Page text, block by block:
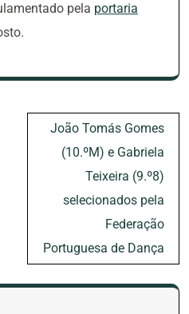
pela portaria
João Tomás Gomes
(10.ºM) e Gabriela
Teixeira (9.º8)
selecionados pela
Federação
Portuguesa de Dança